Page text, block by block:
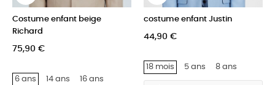
Costume enfant beige
Richard
75,90 €
6 ans 14 ans 16 ans
costume enfant Justin
44,90 €
18 mois 5 ans 8 ans